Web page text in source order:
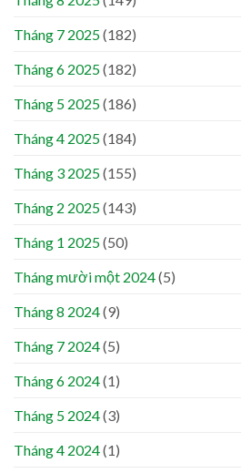
Tháng 7 2025(182)
Tháng 6 2025(182)
Tháng 5 2025(186)
Tháng 4 2025(184)
Tháng 3 2025(155)
Tháng 2 2025(143)
Tháng 1 2025(50)
Tháng mười một 2024(5)
Tháng 8 2024(9)
Tháng 7 2024(5)
Tháng 6 2024(1)
Tháng 5 2024(3)
Tháng 4 2024(1)